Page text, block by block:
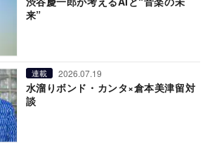
来”
連載 2026.07.19
水溜りボンド・カンタ×倉本美津留対
談